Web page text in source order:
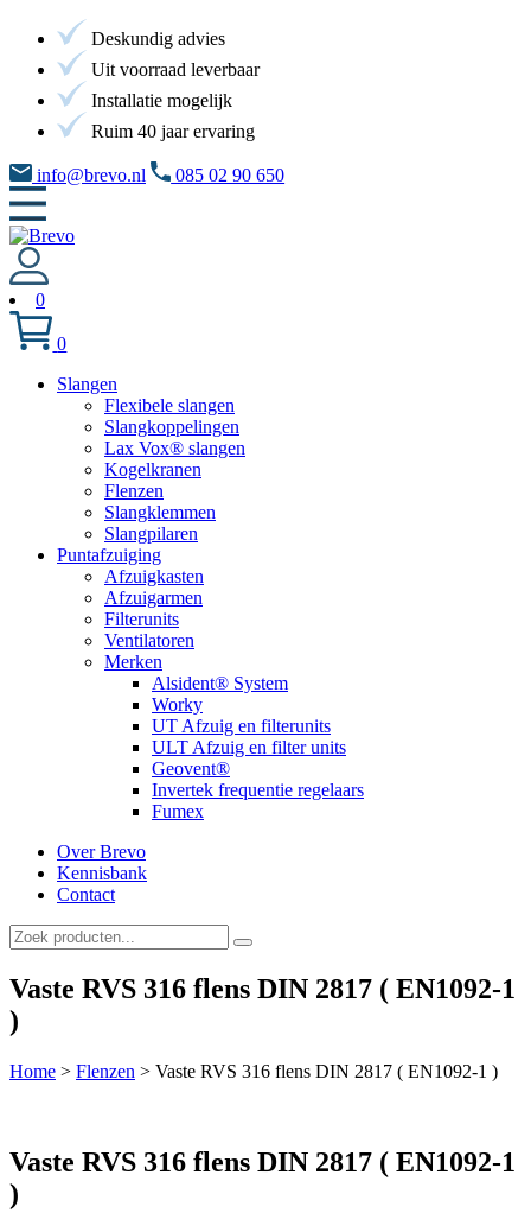
Deskundig advies
Uit voorraad leverbaar
Installatie mogelijk
Ruim 40 jaar ervaring
info@brevo.nl 085 02 90 650
0
0
Slangen
Flexibele slangen
Slangkoppelingen
Lax Vox® slangen
Kogelkranen
Flenzen
Slangklemmen
Slangpilaren
Puntafzuiging
Afzuigkasten
Afzuigarmen
Filterunits
Ventilatoren
Merken
Alsident® System
Worky
UT Afzuig en filterunits
ULT Afzuig en filter units
Geovent®
Invertek frequentie regelaars
Fumex
Over Brevo
Kennisbank
Contact
Vaste RVS 316 flens DIN 2817 ( EN1092-1
)
Home > Flenzen > Vaste RVS 316 flens DIN 2817 ( EN1092-1 )
Vaste RVS 316 flens DIN 2817 ( EN1092-1
)